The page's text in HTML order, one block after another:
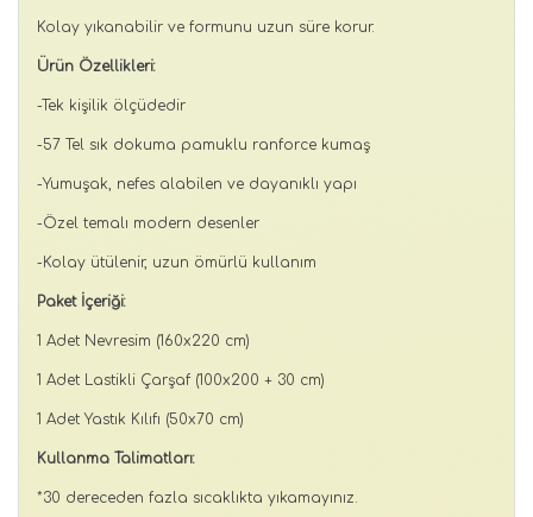
Kolay yıkanabilir ve formunu uzun süre korur.
Ürün Özellikleri:
-Tek kişilik ölçüdedir
-57 Tel sık dokuma pamuklu ranforce kumaş
-Yumuşak, nefes alabilen ve dayanıklı yapı
-Özel temalı modern desenler
-Kolay ütülenir, uzun ömürlü kullanım
Paket İçeriği:
1 Adet Nevresim (160x220 cm)
1 Adet Lastikli Çarşaf (100x200 + 30 cm)
1 Adet Yastık Kılıfı (50x70 cm)
Kullanma Talimatları:
*30 dereceden fazla sıcaklıkta yıkamayınız.